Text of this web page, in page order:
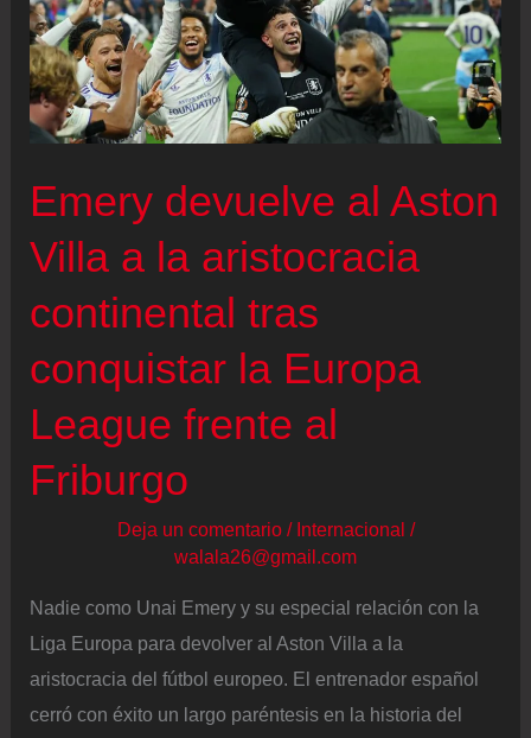
Emery devuelve al Aston
Villa a la aristocracia
continental tras
conquistar la Europa
League frente al
Friburgo
Deja un comentario / Internacional /
walala26@gmail.com
Nadie como Unai Emery y su especial relación con la
Liga Europa para devolver al Aston Villa a la
aristocracia del fútbol europeo. El entrenador español
cerró con éxito un largo paréntesis en la historia del